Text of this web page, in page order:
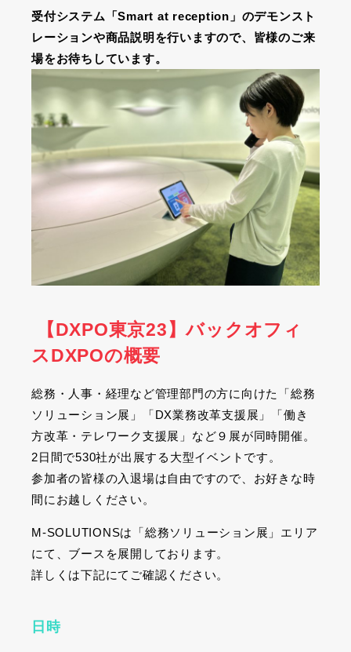
受付システム「Smart at reception」のデモンスト
レーションや商品説明を行いますので、皆様のご来
場をお待ちしています。
【DXPO東京23】バックオフィ
スDXPOの概要
総務・人事・経理など管理部門の方に向けた「総務
ソリューション展」「DX業務改革支援展」「働き
方改革・テレワーク支援展」など９展が同時開催。
2日間で530社が出展する大型イベントです。
参加者の皆様の入退場は自由ですので、お好きな時
間にお越しください。
M-SOLUTIONSは「総務ソリューション展」エリア
にて、ブースを展開しております。
詳しくは下記にてご確認ください。
日時